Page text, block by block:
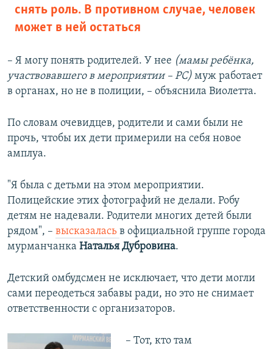
снять роль. В противном случае, человек
может в ней остаться
– Я могу понять родителей. У нее (мамы ребёнка,
участвовавшего в мероприятии – РС) муж работает
в органах, но не в полиции, – объяснила Виолетта.
По словам очевидцев, родители и сами были не
прочь, чтобы их дети примерили на себя новое
амплуа.
"Я была с детьми на этом мероприятии.
Полицейские этих фотографий не делали. Робу
детям не надевали. Родители многих детей были
рядом", – высказалась в официальной группе города
мурманчанка Наталья Дубровина.
Детский омбудсмен не исключает, что дети могли
сами переодеться забавы ради, но это не снимает
ответственности с организаторов.
– Тот, кто там